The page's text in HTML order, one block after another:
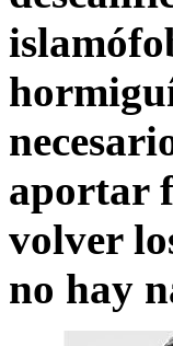
aportar
volver
no hay